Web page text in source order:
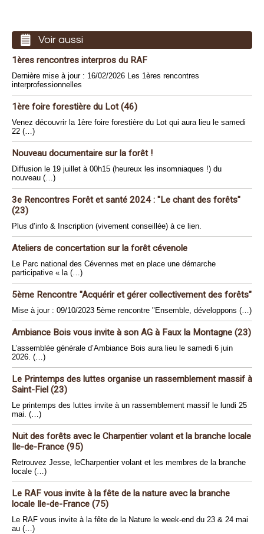
Voir aussi
1ères rencontres interpros du RAF
Dernière mise à jour : 16/02/2026 Les 1ères rencontres
interprofessionnelles
1ère foire forestière du Lot (46)
Venez découvrir la 1ère foire forestière du Lot qui aura lieu le samedi
22 (…)
Nouveau documentaire sur la forêt !
Diffusion le 19 juillet à 00h15 (heureux les insomniaques !) du
nouveau (…)
3e Rencontres Forêt et santé 2024 : "Le chant des forêts"
(23)
Plus d’info & Inscription (vivement conseillée) à ce lien.
Ateliers de concertation sur la forêt cévenole
Le Parc national des Cévennes met en place une démarche
participative « la (…)
5ème Rencontre "Acquérir et gérer collectivement des forêts"
Mise à jour : 09/10/2023 5ème rencontre "Ensemble, développons (…)
Ambiance Bois vous invite à son AG à Faux la Montagne (23)
L’assemblée générale d’Ambiance Bois aura lieu le samedi 6 juin
2026. (…)
Le Printemps des luttes organise un rassemblement massif à
Saint-Fiel (23)
Le printemps des luttes invite à un rassemblement massif le lundi 25
mai. (…)
Nuit des forêts avec le Charpentier volant et la branche locale
Ile-de-France (95)
Retrouvez Jesse, leCharpentier volant et les membres de la branche
locale (…)
Le RAF vous invite à la fête de la nature avec la branche
locale Ile-de-France (75)
Le RAF vous invite à la fête de la Nature le week-end du 23 & 24 mai
au (…)